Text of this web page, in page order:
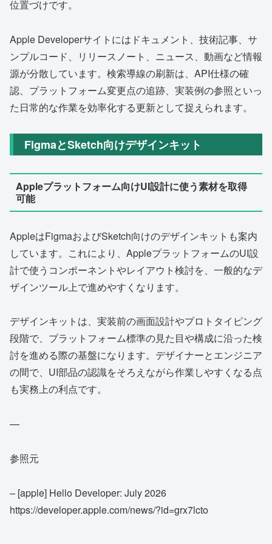
位置づけです。
Apple Developerサイトにはドキュメント、技術記事、サ
ンプルコード、リリースノート、ニュース、動画など情報
源が分散しています。検索導線の刷新は、API仕様の確
認、プラットフォーム変更点の追跡、実装例の参照といっ
た日常的な作業を効率化する更新として捉えられます。
FigmaとSketch向けデザインキット
Appleプラットフォーム向けUI設計に使う素材を取得
可能
AppleはFigmaおよびSketch向けのデザインキットも案内
しています。これにより、AppleプラットフォームのUI設
計で使うコンポーネントやレイアウト検討を、一般的なデ
ザインツール上で進めやすくなります。
デザインキットは、実装前の画面設計やプロトタイピング
段階で、プラットフォーム標準の見た目や構成に沿った検
討を進める際の基盤になります。デザイナーとエンジニア
の間で、UI部品の認識をそろえながら作業しやすくなる点
も実務上の利点です。
—
参照元
– [apple] Hello Developer: July 2026
https://developer.apple.com/news/?id=grx7lcto